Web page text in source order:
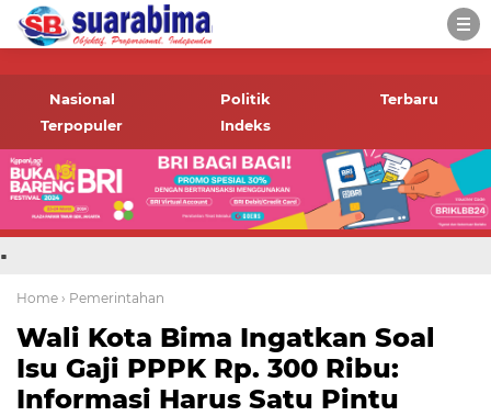
-->
informasi terbaru tentang
Bima dan daerah sekitar
Nasional Politik
Terbaru
Terpopuler
Indeks
.
Home › Pemerintahan
Wali Kota Bima Ingatkan Soal
Isu Gaji PPPK Rp. 300 Ribu:
Informasi Harus Satu Pintu